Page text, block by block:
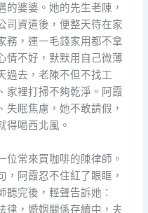
的婆婆。她的先生老陳，
司資遣後，便整天待在家
務，連一毛錢家用都不拿
情不好，默默用自己微薄
過去，老陳不但不找工
家裡打掃不夠乾淨。阿霞
失眠焦慮，她不敢請假，
得喝西北風。
位常來買咖啡的陳律師。
，阿霞忍不住紅了眼眶，
聽完後，輕聲告訴她：
律，婚姻關係存續中，夫